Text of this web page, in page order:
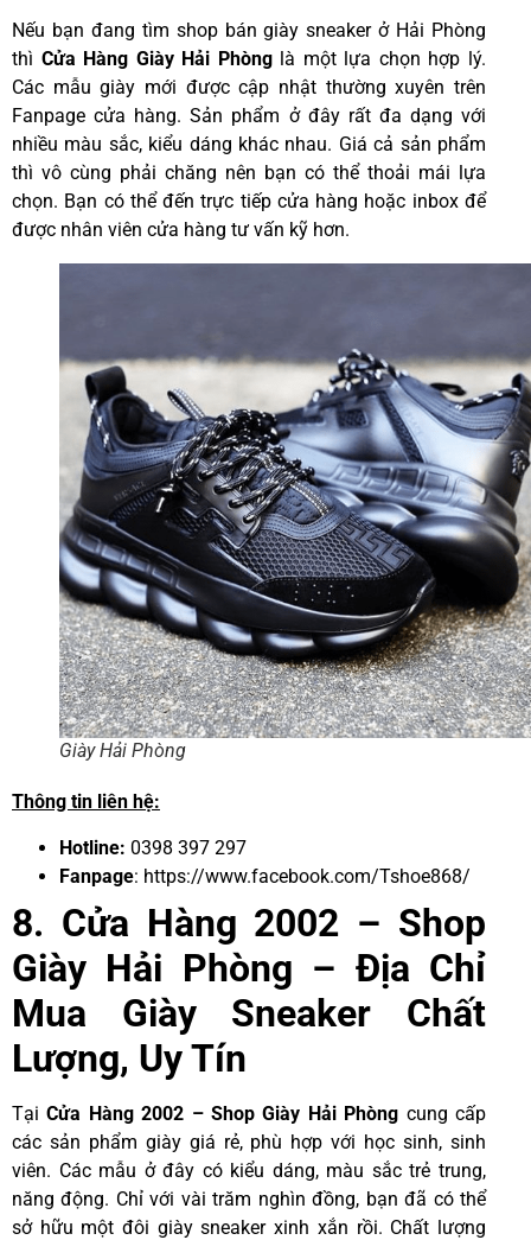
Nếu bạn đang tìm shop bán giày sneaker ở Hải Phòng
thì Cửa Hàng Giày Hải Phònglà một lựa chọn hợp lý.
Các mẫu giày mới được cập nhật thường xuyên trên
Fanpage cửa hàng. Sản phẩm ở đây rất đa dạng với
nhiều màu sắc, kiểu dáng khác nhau. Giá cả sản phẩm
thì vô cùng phải chăng nên bạn có thể thoải mái lựa
chọn. Bạn có thể đến trực tiếp cửa hàng hoặc inbox để
được nhân viên cửa hàng tư vấn kỹ hơn.
Giày Hải Phòng
Thông tin liên hệ:
Hotline: 0398 397 297
Fanpage: https://www.facebook.com/Tshoe868/
8. Cửa Hàng 2002 – Shop
Giày Hải Phòng – Địa Chỉ
Mua Giày Sneaker Chất
Lượng, Uy Tín
TạiCửa Hàng 2002 –ShopGiày Hải Phòng cung cấp
các sản phẩm giày giá rẻ, phù hợp với học sinh, sinh
viên. Các mẫu ở đây có kiểu dáng, màu sắc trẻ trung,
năng động. Chỉ với vài trăm nghìn đồng, bạn đã có thể
sở hữu một đôi giày sneaker xinh xắn rồi. Chất lượng